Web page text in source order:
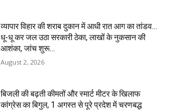
व्यापार विहार की शराब दुकान में आधी रात आग का तांडव…
धू-धू कर जल उठा सरकारी ठेका, लाखों के नुकसान की
आशंका, जांच शुरू…
August 2, 2026
बिजली की बढ़ती कीमतों और स्मार्ट मीटर के खिलाफ
कांग्रेस का बिगुल, 1 अगस्त से पूरे प्रदेश में चरणबद्ध